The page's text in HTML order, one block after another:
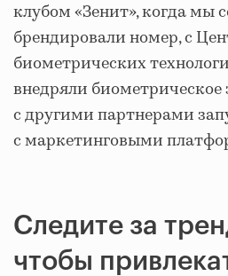
клубом «Зенит», когда мы
брендировали номер, c
биометрических
внедряли биометрическое
с другими партнерами
с маркетинговыми
Следите за
чтобы